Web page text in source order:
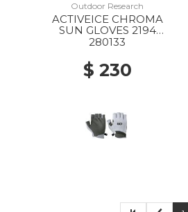
Outdoor Research
ACTIVEICE CHROMA
SUN GLOVES 2194
TITANIUM GREY
280133
$ 230